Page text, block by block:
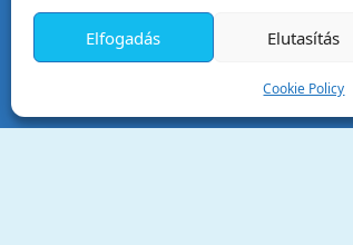
Elfogadás Elutasítás
Cookie Policy
+36 34 /
Email: